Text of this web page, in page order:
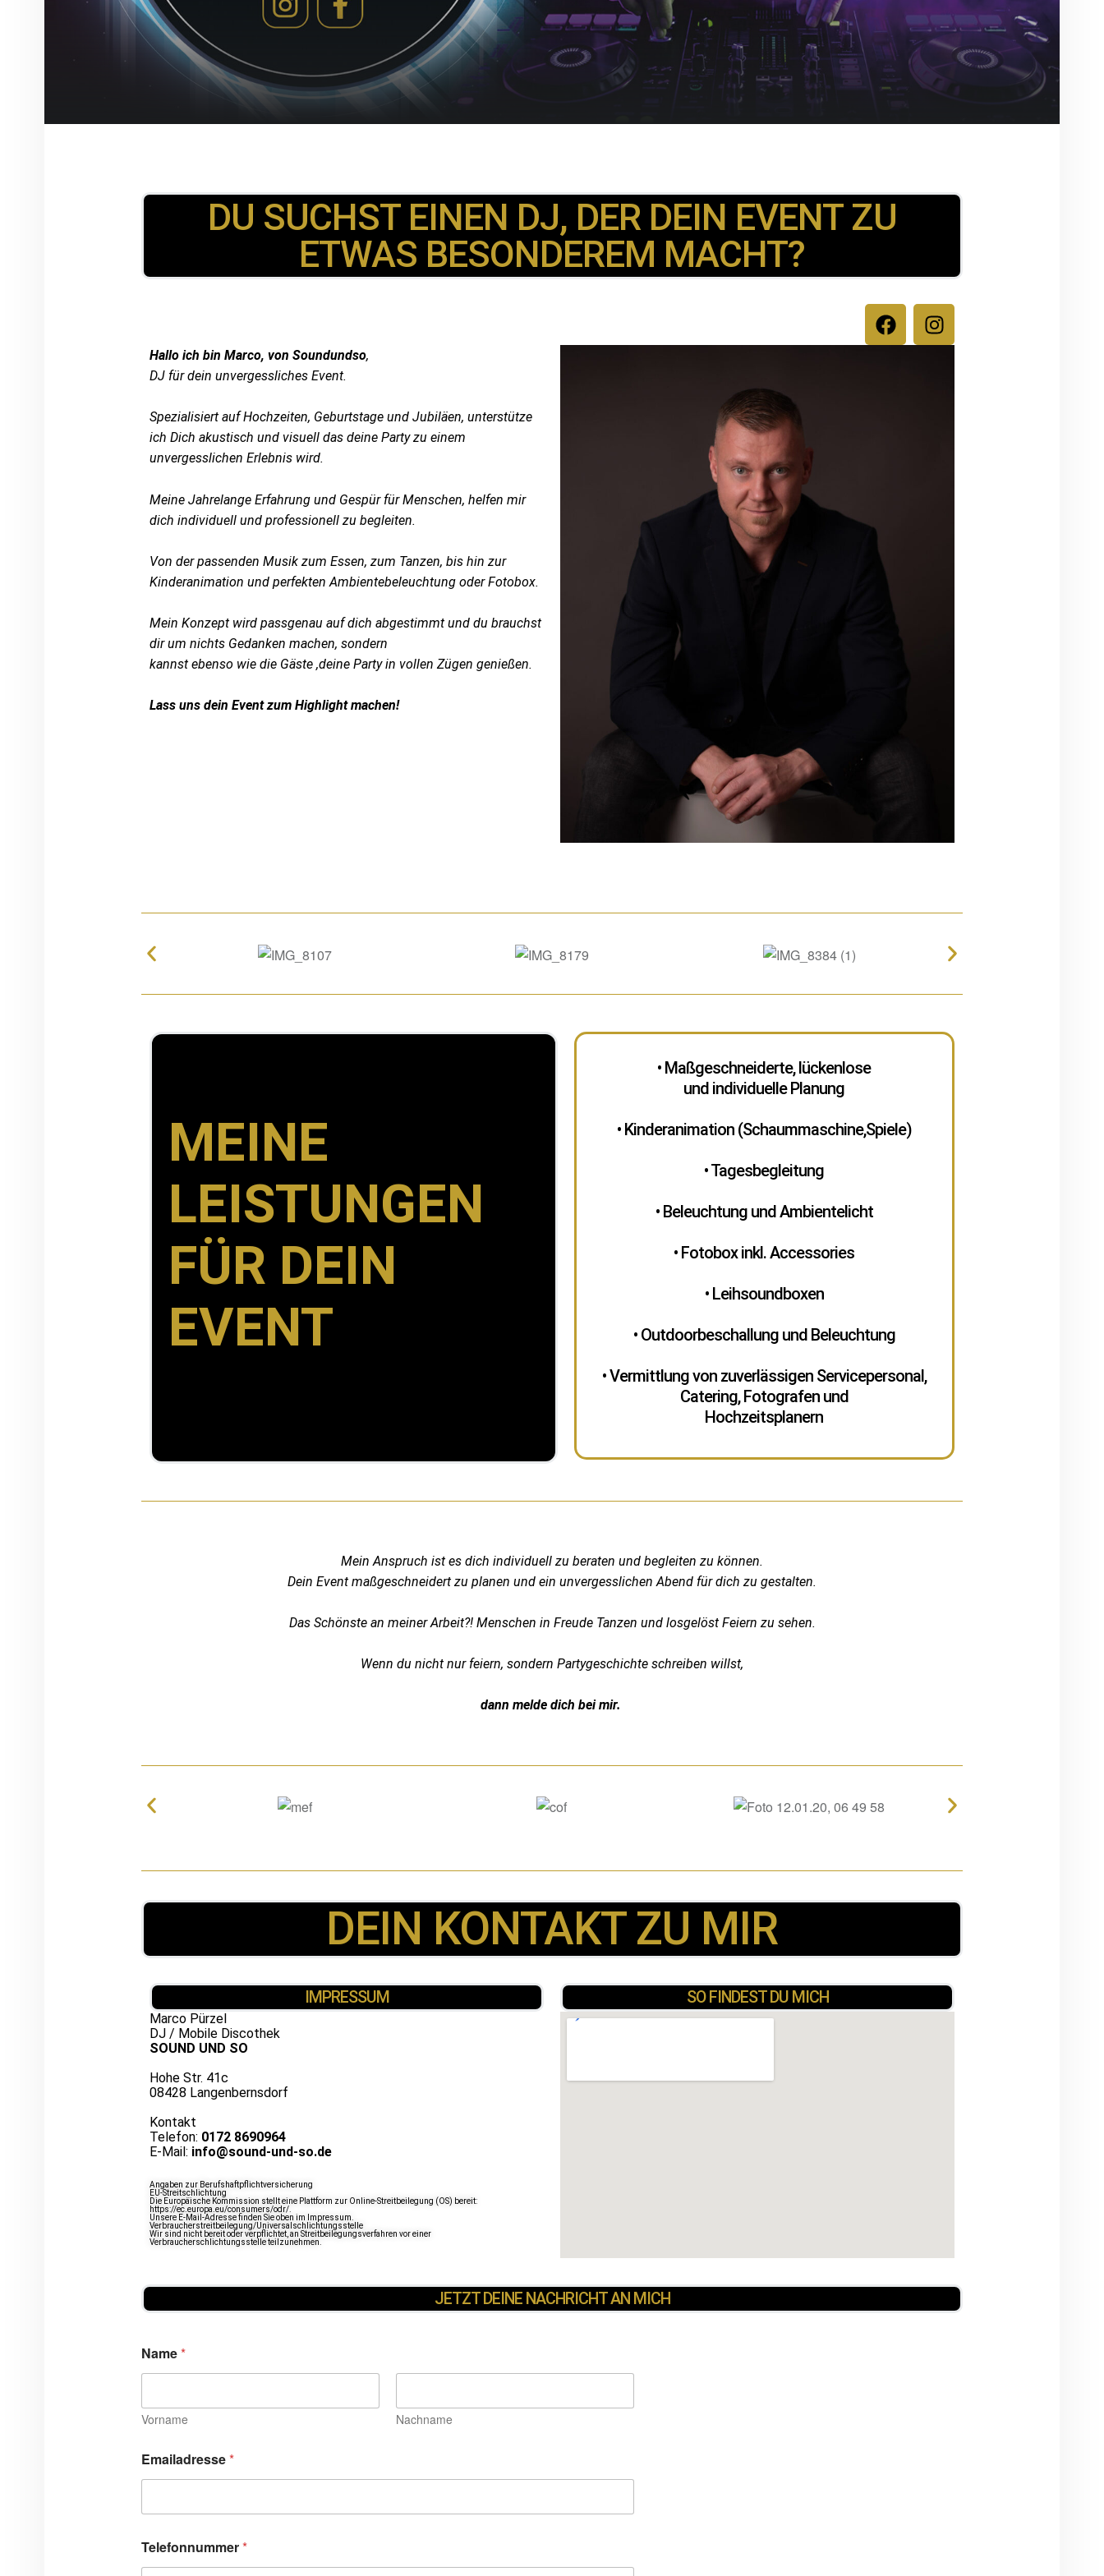
DU SUCHST EINEN DJ, DER DEIN EVENT ZU
ETWAS BESONDEREM MACHT?
Hallo ich bin Marco, von Soundundso,
DJ für dein unvergessliches Event.
Spezialisiert auf Hochzeiten, Geburtstage und Jubiläen, unterstütze
ich Dich akustisch und visuell das deine Party zu einem
unvergesslichen Erlebnis wird.
Meine Jahrelange Erfahrung und Gespür für Menschen, helfen mir
dich individuell und professionell zu begleiten.
Von der passenden Musik zum Essen, zum Tanzen, bis hin zur
Kinderanimation und perfekten Ambientebeleuchtung oder Fotobox.
Mein Konzept wird passgenau auf dich abgestimmt und du brauchst
dir um nichts Gedanken machen, sondern
kannst ebenso wie die Gäste ,deine Party in vollen Zügen genießen.
Lass uns dein Event zum Highlight machen!
MEINE
LEISTUNGEN
FÜR DEIN
EVENT
• Maßgeschneiderte, lückenlose
und individuelle Planung
• Kinderanimation (Schaummaschine,Spiele)
• Tagesbegleitung
• Beleuchtung und Ambientelicht
• Fotobox inkl. Accessories
• Leihsoundboxen
• Outdoorbeschallung und Beleuchtung
• Vermittlung von zuverlässigen Servicepersonal,
Catering, Fotografen und
Hochzeitsplanern
Mein Anspruch ist es dich individuell zu beraten und begleiten zu können.
Dein Event maßgeschneidert zu planen und ein unvergesslichen Abend für dich zu gestalten.
Das Schönste an meiner Arbeit?! Menschen in Freude Tanzen und losgelöst Feiern zu sehen.
Wenn du nicht nur feiern, sondern Partygeschichte schreiben willst,
dann melde dich bei mir.
DEIN KONTAKT ZU MIR
IMPRESSUM
Marco Pürzel
DJ / Mobile Discothek
SOUND UND SO
Hohe Str. 41c
08428 Langenbernsdorf
Kontakt
Telefon: 0172 8690964
E-Mail: info@sound-und-so.de
Angaben zur Berufshaftpflichtversicherung
EU-Streitschlichtung
Die Europäische Kommission stellt eine Plattform zur Online-Streitbeilegung (OS) bereit:
https://ec.europa.eu/consumers/odr/.
Unsere E-Mail-Adresse finden Sie oben im Impressum.
Verbraucherstreitbeilegung/Universalschlichtungsstelle
Wir sind nicht bereit oder verpflichtet, an Streitbeilegungsverfahren vor einer
Verbraucherschlichtungsstelle teilzunehmen.
SO FINDEST DU MICH
JETZT DEINE NACHRICHT AN MICH
Name*
Vorname Nachname
Emailadresse*
Telefonnummer*